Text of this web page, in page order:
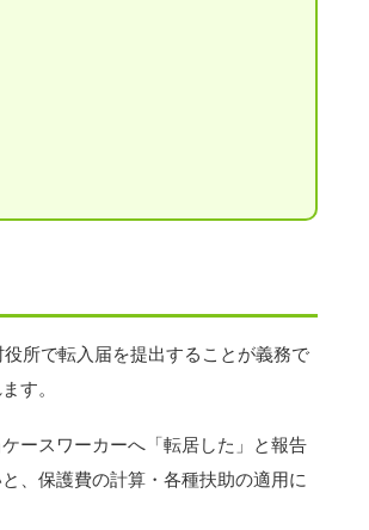
所で転入届を提出することが義務で
す。
ースワーカーへ「転居した」と報告
、保護費の計算・各種扶助の適用に